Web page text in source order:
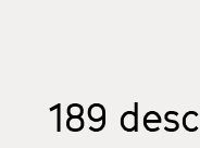
189